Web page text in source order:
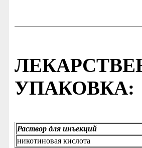
УПАКОВКА:
Раствор для инъекций
никотиновая кислота